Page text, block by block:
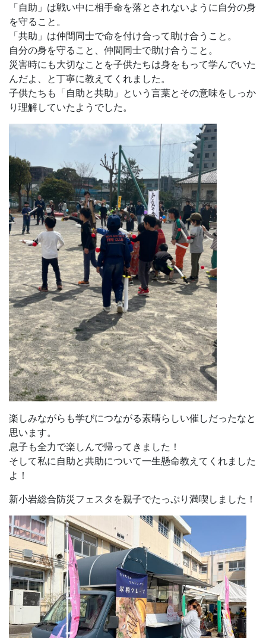
「自助」は戦い中に相手命を落とされないように自分の身
を守ること。
「共助」は仲間同士で命を付け合って助け合うこと。
自分の身を守ること、仲間同士で助け合うこと。
災害時にも大切なことを子供たちは身をもって学んでいた
んだよ、と丁寧に教えてくれました。
子供たちも「自助と共助」という言葉とその意味をしっか
り理解していたようでした。
楽しみながらも学びにつながる素晴らしい催しだったなと
思います。
息子も全力で楽しんで帰ってきました！
そして私に自助と共助について一生懸命教えてくれました
よ！
新小岩総合防災フェスタを親子でたっぷり満喫しました！